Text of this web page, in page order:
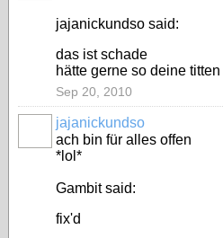
jajanickundso said:
das ist schade
hätte gerne so deine
Sep 20, 2010
jajanickundso
ach bin für alles offen
*lol*
Gambit said:
fix'd